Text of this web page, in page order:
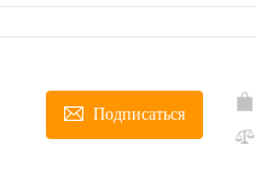
Подписаться